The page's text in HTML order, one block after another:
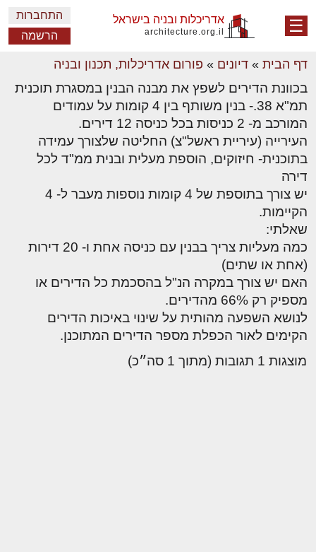
☰ אדריכלות ובניה בישראל
architecture.org.il
התחברות
הרשמה
דף הבית » דיונים » פורום אדריכלות, תכנון ובניה
בכוונת הדירים לשפץ את מבנה הבנין במסגרת תוכנית
תמ"א 38.- בנין משותף בין 4 קומות על עמודים
המורכב מ- 2 כניסות בכל כניסה 12 דירים.
העירייה (עיריית ראשל"צ) החליטה שלצורך עמידה
בתוכנית- חיזוקים, הוספת מעלית ובנית ממ"ד לכל
דירה
יש צורך בתוספת של 4 קומות נוספות מעבר ל- 4
הקיימות.
שאלתי:
כמה מעליות צריך בבנין עם כניסה אחת ו- 20 דירות
(אחת או שתים)
האם יש צורך במקרה הנ"ל בהסכמת כל הדירים או
מספיק רק 66% מהדירים.
לנושא השפעה מהותית על שינוי באיכות הדירים
הקימים לאור הכפלת מספר הדירים המתוכנן.
מוצגות 1 תגובות (מתוך 1 סה״כ)